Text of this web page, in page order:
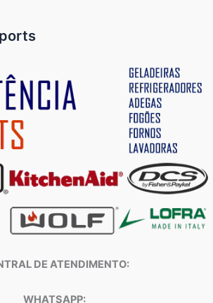
DE ATENDIMENTO:
WHATSAPP: